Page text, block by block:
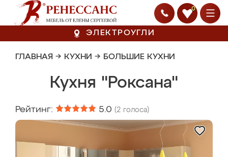
0
ЭЛЕКТРОУГЛИ
ГЛАВНАЯ → КУХНИ → БОЛЬШИЕ КУХНИ
Кухня "Роксана"
Рейтинг: 5.0 (2 голоса)